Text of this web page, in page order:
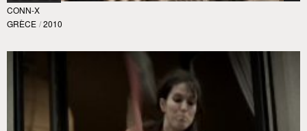
CONN-X
GRÈCE / 2010